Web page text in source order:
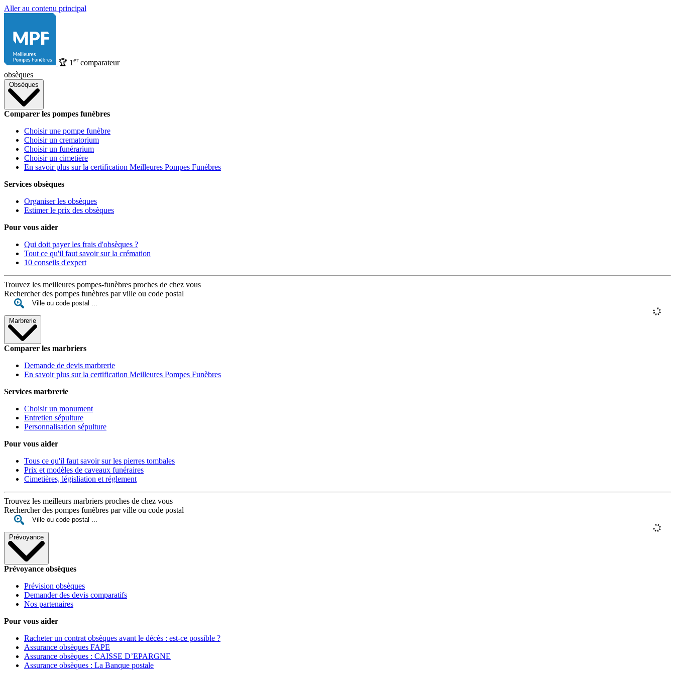
Aller au contenu principal
🏆 1 ercomparateur
obsèques
Obsèques
Comparer les pompes funèbres
Choisir une pompe funèbre
Choisir un crematorium
Choisir un funérarium
Choisir un cimetière
En savoir plus sur la certification Meilleures Pompes Funèbres
Services obsèques
Organiser les obsèques
Estimer le prix des obsèques
Pour vous aider
Qui doit payer les frais d'obsèques ?
Tout ce qu'il faut savoir sur la crémation
10 conseils d'expert
Trouvez les meilleures pompes-funèbres proches de chez vous
Rechercher des pompes funèbres par ville ou code postal
Marbrerie
Comparer les marbriers
Demande de devis marbrerie
En savoir plus sur la certification Meilleures Pompes Funèbres
Services marbrerie
Choisir un monument
Entretien sépulture
Personnalisation sépulture
Pour vous aider
Tous ce qu'il faut savoir sur les pierres tombales
Prix et modèles de caveaux funéraires
Cimetières, législiation et réglement
Trouvez les meilleurs marbriers proches de chez vous
Rechercher des pompes funèbres par ville ou code postal
Prévoyance
Prévoyance obsèques
Prévision obsèques
Demander des devis comparatifs
Nos partenaires
Pour vous aider
Racheter un contrat obsèques avant le décès : est-ce possible ?
Assurance obsèques FAPE
Assurance obsèques : CAISSE D’EPARGNE
Assurance obsèques : La Banque postale